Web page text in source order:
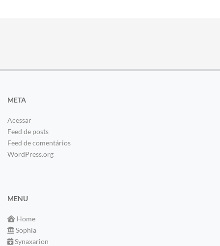
META
Acessar
Feed de posts
Feed de comentários
WordPress.org
MENU
Home
Sophia
Synaxarion